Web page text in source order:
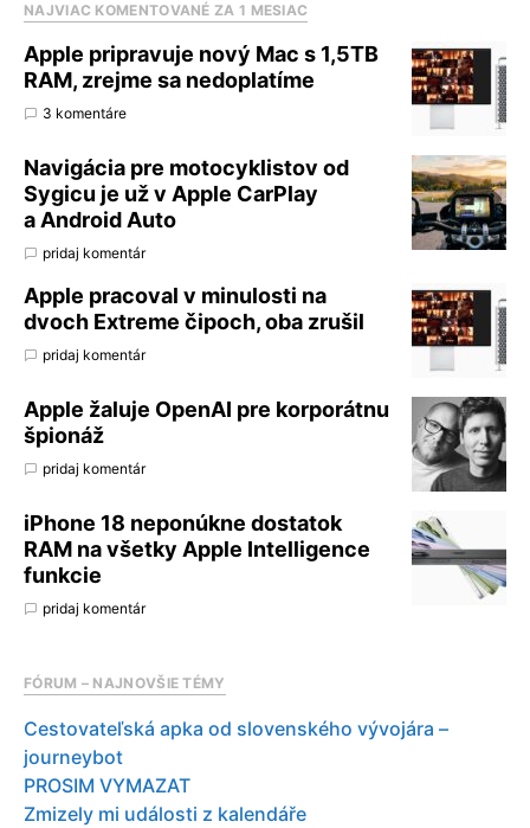
NAJVIAC KOMENTOVANÉ ZA 1 MESIAC
Apple pripravuje nový Mac s 1,5TB
RAM, zrejme sa nedoplatíme
3 komentáre
Navigácia pre motocyklistov od
Sygicu je už v Apple CarPlay
a Android Auto
pridaj komentár
Apple pracoval v minulosti na
dvoch Extreme čipoch, oba zrušil
pridaj komentár
Apple žaluje OpenAI pre korporátnu
špionáž
pridaj komentár
iPhone 18 neponúkne dostatok
RAM na všetky Apple Intelligence
funkcie
pridaj komentár
FÓRUM – NAJNOVŠIE TÉMY
Cestovateľská apka od slovenského vývojára –
journeybot
PROSIM VYMAZAT
Zmizely mi události z kalendáře